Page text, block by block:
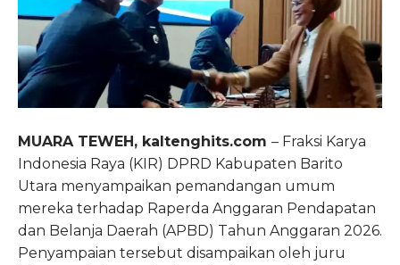
MUARA TEWEH, kaltenghits.com – Fraksi Karya
Indonesia Raya (KIR) DPRD Kabupaten Barito
Utara menyampaikan pemandangan umum
mereka terhadap Raperda Anggaran Pendapatan
dan Belanja Daerah (APBD) Tahun Anggaran 2026.
Penyampaian tersebut disampaikan oleh juru